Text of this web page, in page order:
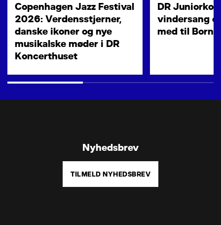
Copenhagen Jazz Festival
2026: Verdensstjerner,
danske ikoner og nye
musikalske møder i DR
Koncerthuset
DR
vindersang
med til
Nyhedsbrev
TILMELD NYHEDSBREV